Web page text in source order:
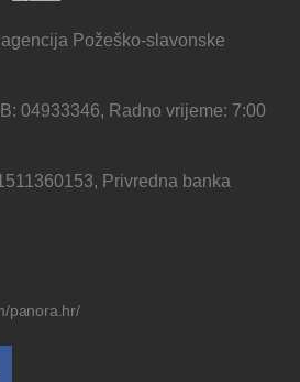
Požeško-slavonske
04933346, Radno vrijeme: 7:00
Privredna banka
panora.hr/